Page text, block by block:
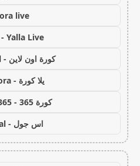
live
Yalla Live - يلا لايف
كورة اون لاين - koora onl
يلا كورة - yallakora
كورة 365 - kooora 365
اس جول - AS Goal